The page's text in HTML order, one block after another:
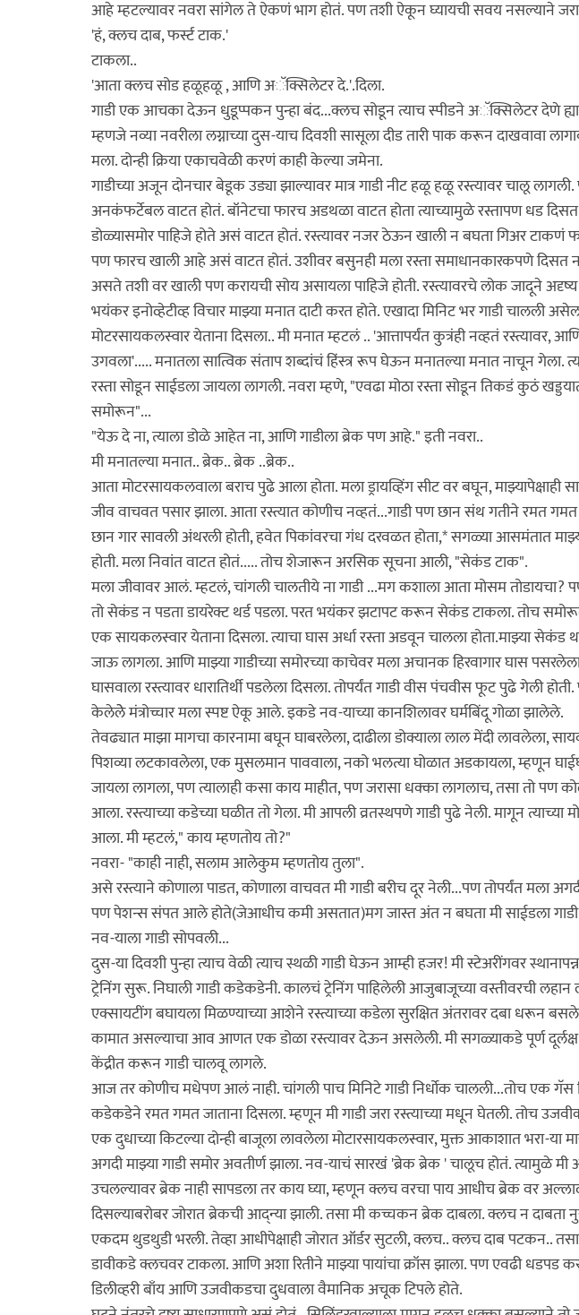
आहे म्हटल्यावर नवरा सांगेल ते ऐकणं भाग होतं. पण तशी ऐकून घ्यायची सवय नसल्याने
'हं, क्लच दाब, फर्स्ट टाक.'
टाकला..
'आता क्लच सोड हळूहळू , आणि अॅक्सिलेटर दे.'.दिला.
गाडी एक आचका देऊन धुडूप्पकन पुन्हा बंद...क्लच सोडून त्याच स्पीडने अॅक्सिलेटर देणे ह्या
म्हणजे नव्या नवरीला लग्नाच्या दुस-याच दिवशी सासूला दीड तारी पाक करून दाखवावा
मला. दोन्ही क्रिया एकाचवेळी करणं काही केल्या जमेना.
गाडीच्या अजून दोनचार बेडूक उड्या झाल्यावर मात्र गाडी नीट हळू हळू रस्त्यावर चालू
अनकंफर्टेबल वाटत होतं. बॉनेटचा फारच अडथळा वाटत होता त्याच्यामुळे रस्तापण धड
डोळ्यासमोर पाहिजे होते असं वाटत होतं. रस्त्यावर नजर ठेऊन खाली न बघता गिअर टाकणं
पण फारच खाली आहे असं वाटत होतं. उशीवर बसुनही मला रस्ता समाधानकारकपणे दिसत
असते तशी वर खाली पण करायची सोय असायला पाहिजे होती. रस्त्यावरचे लोक जादूने
भयंकर इनोव्हेटीव्ह विचार माझ्या मनात दाटी करत होते. एखादा मिनिट भर गाडी चालली
मोटरसायकलस्वार येताना दिसला.. मी मनात म्हटलं .. 'आत्तापर्यंत कुत्रंही नव्हतं रस्त्यावर,
उगवला'..... मनातला सात्विक संताप शब्दांचं हिंस्त्र रूप घेऊन मनातल्या मनात नाचून गेला.
रस्ता सोडून साईडला जायला लागली. नवरा म्हणे, "एवढा मोठा रस्ता सोडून तिकडं कुठं
समोरून"...
"येऊ दे ना, त्याला डोळे आहेत ना, आणि गाडीला ब्रेक पण आहे." इती नवरा..
मी मनातल्या मनात.. ब्रेक.. ब्रेक ..ब्रेक..
आता मोटरसायकलवाला बराच पुढे आला होता. मला ड्रायव्हिंग सीट वर बघून,
जीव वाचवत पसार झाला. आता रस्त्यात कोणीच नव्हतं...गाडी पण छान संथ गतीने रमत गमत
छान गार सावली अंथरली होती, हवेत पिकांवरचा गंध दरवळत होता,* सगळ्या आसमंतात
होती. मला निवांत वाटत होतं..... तोच शेजारून अरसिक सूचना आली, "सेकंड टाक".
मला जीवावर आलं. म्हटलं, चांगली चालतीये ना गाडी ...मग कशाला आता मोसम
तो सेकंड न पडता डायरेक्ट थर्ड पडला. परत भयंकर झटापट करून सेकंड टाकला. तोच
एक सायकलस्वार येताना दिसला. त्याचा घास अर्धा रस्ता अडवून चालला होता.माझ्या सेकंड
जाऊ लागला. आणि माझ्या गाडीच्या समोरच्या काचेवर मला अचानक हिरवागार घास
घासवाला रस्त्यावर धारातिर्थी पडलेला दिसला. तोपर्यंत गाडी वीस पंचवीस फूट पुढे गेली
केलेलेे मंत्रोच्चार मला स्पष्ट ऐकू आले. इकडे नव-याच्या कानशिलावर घर्मबिंदू गोळा झालेले.
तेवढ्यात माझा मागचा कारनामा बघून घाबरलेला, दाढीला डोक्याला लाल मेंदी लावलेला,
पिशव्या लटकावलेला, एक मुसलमान पाववाला, नको भलत्या घोळात अडकायला, म्हणून
जायला लागला, पण त्यालाही कसा काय माहीत, पण जरासा धक्का लागलाच, तसा तो पण
आला. रस्त्याच्या कडेच्या घळीत तो गेला. मी आपली व्रतस्थपणे गाडी पुढे नेली. मागून
आला. मी म्हटलं," काय म्हणतोय तो?"
नवरा- "काही नाही, सलाम आलेकुम म्हणतोय तुला".
असे रस्त्याने कोणाला पाडत, कोणाला वाचवत मी गाडी बरीच दूर नेली...पण तोपर्यंत मला
पण पेशन्स संपत आले होते(जेआधीच कमी असतात)मग जास्त अंत न बघता मी साईडला
नव-याला गाडी सोपवली...
दुस-या दिवशी पुन्हा त्याच वेळी त्याच स्थळी गाडी घेऊन आम्ही हजर! मी स्टेअरींगवर
ट्रेनिंग सुरू. निघाली गाडी कडेकडेनी. कालचं ट्रेनिंग पाहिलेली आजुबाजूच्या वस्तीवरची
एक्सायटींग बघायला मिळण्याच्या आशेने रस्त्याच्या कडेला सुरक्षित अंतरावर दबा धरून
कामात असल्याचा आव आणत एक डोळा रस्त्यावर देऊन असलेली. मी सगळ्याकडे पूर्ण दूर्लक्ष
केंद्रीत करून गाडी चालवू लागले.
आज तर कोणीच मधेपण आलं नाही. चांगली पाच मिनिटे गाडी निर्धोक चालली...तोच एक गॅस
कडेकडेने रमत गमत जाताना दिसला. म्हणून मी गाडी जरा रस्त्याच्या मधून घेतली. तोच
एक दुधाच्या किटल्या दोन्ही बाजूला लावलेला मोटारसायकलस्वार, मुक्त आकाशात भरा-या
अगदी माझ्या गाडी समोर अवतीर्ण झाला. नव-याचं सारखं 'ब्रेक ब्रेक ' चालूच होतं. त्यामुळे
उचलल्यावर ब्रेक नाही सापडला तर काय घ्या, म्हणून क्लच वरचा पाय आधीच ब्रेक वर
दिसल्याबरोबर जोरात ब्रेकची आद्न्या झाली. तसा मी कच्चकन ब्रेक दाबला. क्लच न दाबता
एकदम थुडथुडी भरली. तेव्हा आधीपेक्षाही जोरात ऑर्डर सुटली, क्लच.. क्लच दाब पटकन..
डावीकडे क्लचवर टाकला. आणि अशा रितीने माझ्या पायांचा क्रॉस झाला. पण एवढी धडपड
डिलीव्हरी बाँय आणि उजवीकडचा दुधवाला वैमानिक अचूक टिपले होते.